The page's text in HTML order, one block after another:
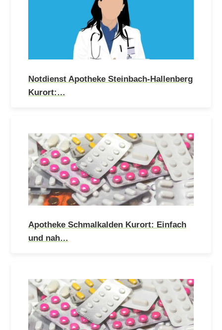
Notdienst Apotheke Steinbach-Hallenberg
Kurort:…
Apotheke Schmalkalden Kurort: Einfach
und nah…